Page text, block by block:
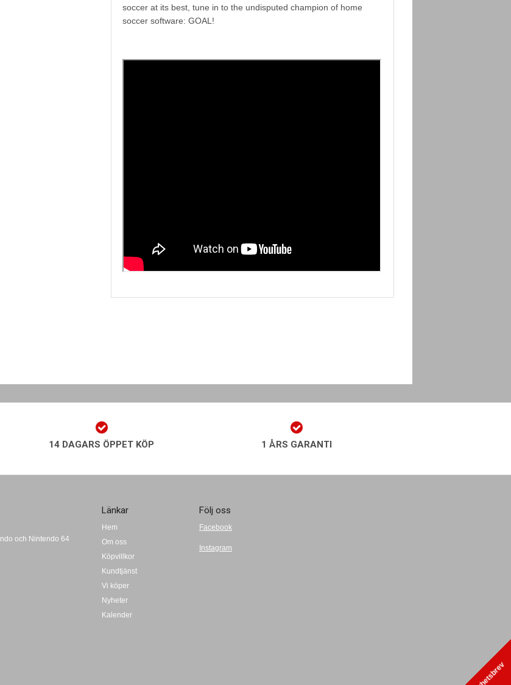
soccer at its best, tune in to the undisputed champion of home
soccer software: GOAL!
14 DAGARS ÖPPET KÖP 1 ÅRS GARANTI
och Nintendo 64
Länkar
Hem
Om oss
Köpvillkor
Kundtjänst
Vi köper
Nyheter
Kalender
Följ oss
Facebook
Instagram